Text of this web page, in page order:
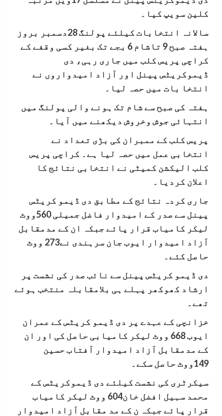
کلین سویپ کیا۔
سالانہ انتخابات کیلئے پولنگ 28دسمبر بروز
ہفتہ صبح 9 تاشام 6 بجے تک بغیر کسی وقفے کے
کراچی پریس کلب میں جاری رہی، دی
ڈیموکریٹس پینل اور آزاد امیدواروں نے
انتخا بات میں حصہ لیا۔
ہفتہ کی صبح سے شام تک ہونے والی پولنگ میں
انتہائی جوش وخروش دیکھنے میں آیا۔
پریس کلب کے ممبران کی بڑی تعداد نے
انتخابی عمل میں حصہ لیا ہے۔ کراچی پریس
کلب الیکشن کمیٹی نے انتخابی نتائج کا
اعلان کردیا۔
جاری کردہ نتائج کے مطابق دی ڈیمو کریٹس
پینل سے صدر کے امیدوار فاضل جمیلی 560ووٹ
لیکر کامیاب قرار پائے جبکہ ان کے مدمقابل
آزاد امیدوار ایوب جان سرہندی نے273 ووٹ
حاصل کئے۔
دی ڈیمو کریٹس پینل سے نائب صدر کی نشست پر
ارشاد کھوکھر پہلے ہی بلامقابلہ منتخب ہوئے
تھے۔
خزانچی کے عہدے پر دی ڈیمو کریٹس کے عمران
ایوب 668 ووٹ لیکر کامیابی حاصل کی اور ان
کے مدمقابل آزاد امیدوار آفتاب حسین
149ووٹ حاصل سکے۔
سیکرٹری کی نشست کیلئے دی ڈیموکریٹس کے
محمد سہیل افضل خان604 ووٹ لیکر کامیاب
قرار پائے جبکہ ن کے مد مقابل آزاد امیدوار